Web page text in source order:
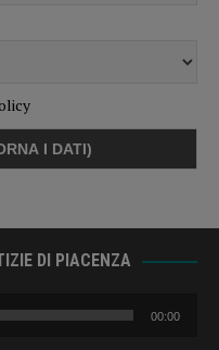
DI PIACENZA
00:00